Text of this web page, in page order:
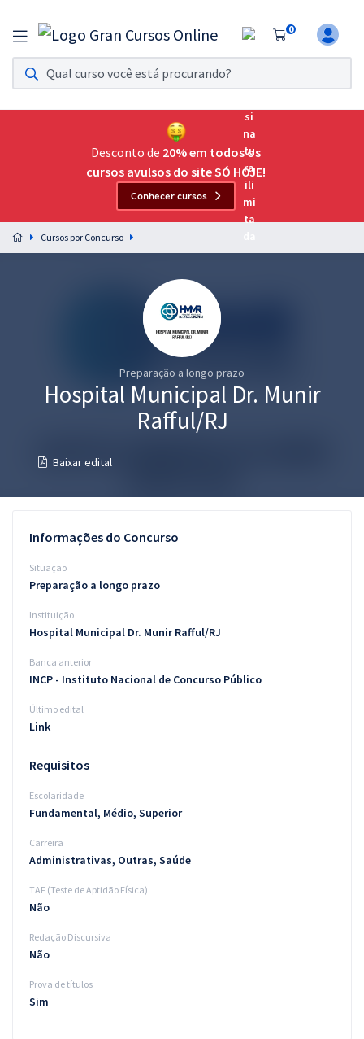
0
Assinatura Ilimitada 11
Acesso a todos os cursos. Teste grátis por 7 dias!
Assinatura OAB Até Passar
Acesso ilimitado a toda preparação para o Exame da
Preparação completa e intensiva para as principais
residências em saúde do Brasil
Questões grátis
Conteúdo gratuito
Aprovados
Atendimento
Desconto de 20% em todos os
cursos avulsos do site SÓ HOJE!
Conhecer cursos
Cursos por Concurso
Preparação a longo prazo
Hospital Municipal Dr. Munir
Rafful/RJ
Baixar edital
Informações do Concurso
Situação
Preparação a longo prazo
Instituição
Hospital Municipal Dr. Munir Rafful/RJ
Banca anterior
INCP - Instituto Nacional de Concurso Público
Último edital
Link
Requisitos
Escolaridade
Fundamental, Médio, Superior
Carreira
Administrativas, Outras, Saúde
TAF (Teste de Aptidão Física)
Não
Redação Discursiva
Não
Prova de títulos
Sim